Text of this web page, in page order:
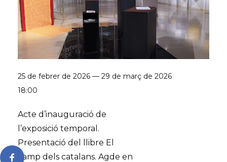
Acte d’inauguració de
l’exposició temporal.
Presentació del llibre El
camp dels catalans. Agde en
25 de febrer de 2026 — 29 de març de 2026
18:00